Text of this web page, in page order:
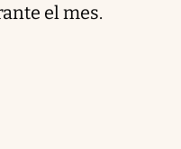
el mes.